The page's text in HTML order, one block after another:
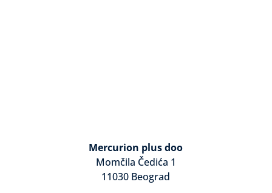
Mercurion plus doo
Momčila Čedića 1
11030 Beograd